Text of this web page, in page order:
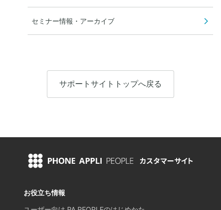
セミナー情報・アーカイブ
サポートサイトトップへ戻る
お役立ち情報